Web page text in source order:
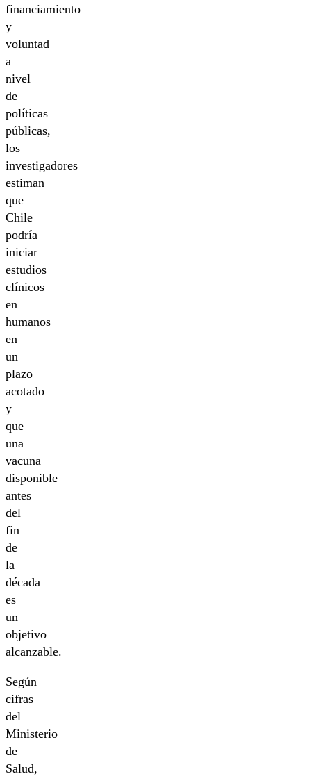
financiamiento
y
voluntad
a
nivel
de
políticas
públicas,
los
investigadores
estiman
que
Chile
podría
iniciar
estudios
clínicos
en
humanos
en
un
plazo
acotado
y
que
una
vacuna
disponible
antes
del
fin
de
la
década
es
un
objetivo
alcanzable.
Según
cifras
del
Ministerio
de
Salud,